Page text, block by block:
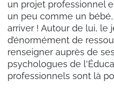
un projet professionnel
un peu comme un
arriver ! Autour de lui, le
d’énormément de
renseigner auprès de
psychologues de
professionnels sont là